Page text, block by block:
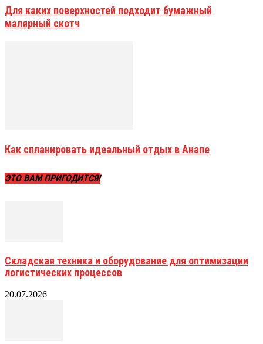
Для каких поверхностей подходит бумажный
малярный скотч
Как спланировать идеальный отдых в Анапе
ЭТО ВАМ ПРИГОДИТСЯ!
Складская техника и оборудование для оптимизации
логистических процессов
20.07.2026